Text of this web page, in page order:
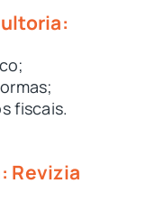
fiscais.
Revizia